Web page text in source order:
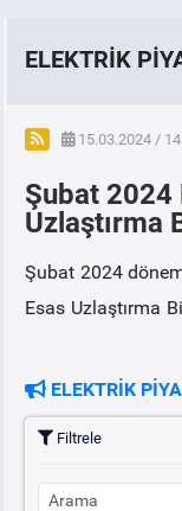
ELEKTRİK
SPOT ELEKTRİK
ÖRNEK FİNANS
VADELİ
SERBEST
15.03.2024 /
Şubat 2024
Uzlaştırma
Şubat 2024
Esas Uzlaştırma
ELEKTRİK
Filtrele